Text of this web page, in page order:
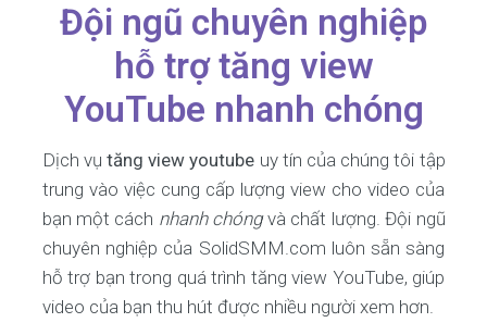
Đội ngũ chuyên nghiệp
hỗ trợ tăng view
YouTube nhanh chóng
Dịch vụ tăng view youtube uy tín của chúng tôi tập
trung vào việc cung cấp lượng view cho video của
bạn một cách nhanh chóngvà chất lượng. Đội ngũ
chuyên nghiệp của SolidSMM.com luôn sẵn sàng
hỗ trợ bạn trong quá trình tăng view YouTube, giúp
video của bạn thu hút được nhiều người xem hơn.